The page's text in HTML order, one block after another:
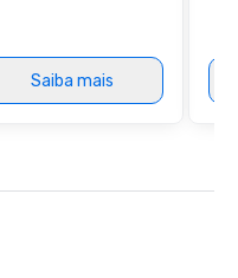
at various stops. Build Your Network
Our exclusive
right of you. Because
Saiba mais